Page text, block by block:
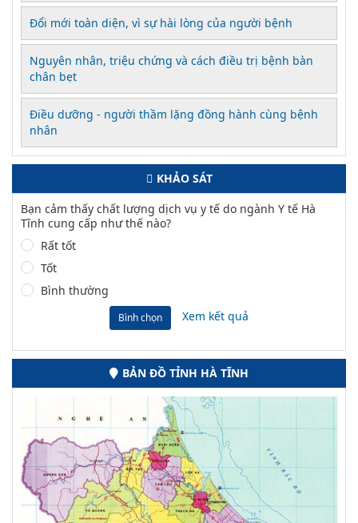
Đổi mới toàn diện, vì sự hài lòng của người bệnh
Nguyên nhân, triệu chứng và cách điều trị bệnh bàn
chân bẹt
Điều dưỡng - người thầm lặng đồng hành cùng bệnh
nhân
KHẢO SÁT
Bạn cảm thấy chất lượng dịch vụ y tế do ngành Y tế Hà
Tĩnh cung cấp như thế nào?
Rất tốt
Tốt
Bình thường
Bình chọn Xem kết quả
BẢN ĐỒ TỈNH HÀ TĨNH